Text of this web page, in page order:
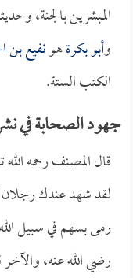
المبشرين بالجنة،
وأبو بكرةهونفيع بن
الكتب الستة.
جهود الصحابة في
قال المصنف رحمه
لقد شهد عندك رجلان
رمى بسهم في سبيل
رضي الله عنه،